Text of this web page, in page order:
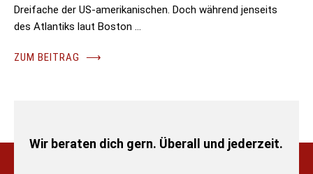
Dreifache der US-amerikanischen. Doch während jenseits
des Atlantiks laut Boston …
ZUM BEITRAG ⟶
Wir beraten dich gern. Überall und jederzeit.